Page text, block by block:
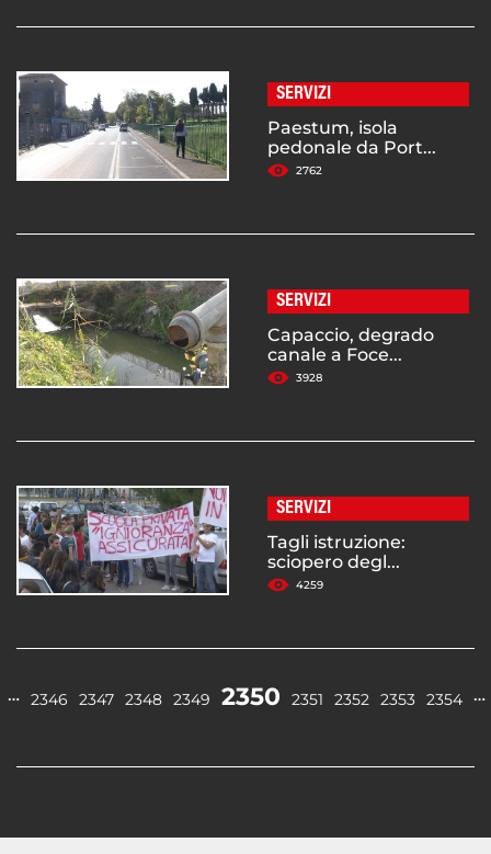
SERVIZI
Paestum, isola
pedonale da Port...
2762
SERVIZI
Capaccio, degrado
canale a Foce...
3928
SERVIZI
Tagli istruzione:
sciopero degl...
4259
… 2346 2347 2348 2349 2350 2351 2352 2353 2354 …